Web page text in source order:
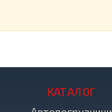
КАТАЛОГ